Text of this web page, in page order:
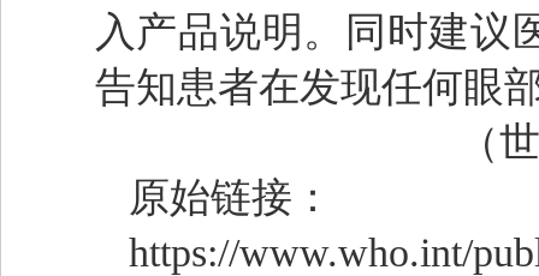
入产品说明。同时建议
告知患者在发现任何眼
（
原始链接：
https://www.who.int/